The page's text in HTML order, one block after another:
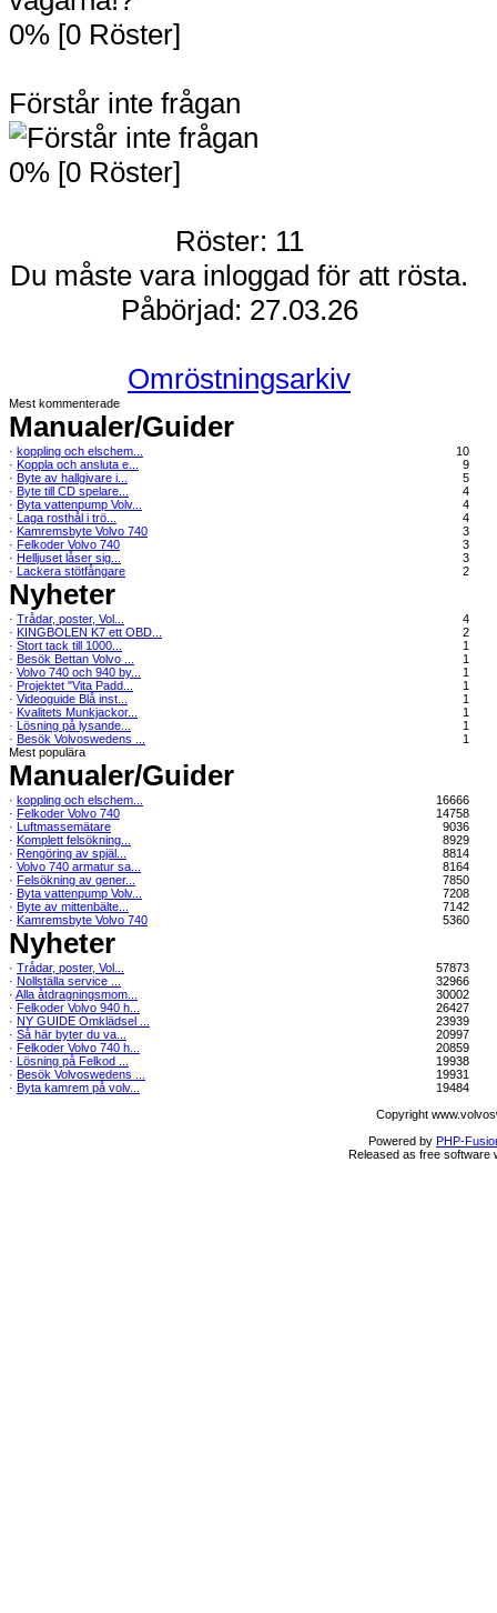
0% [0 Röster]
Förstår inte frågan
0% [0 Röster]
Röster: 11
Du måste vara inloggad för att rösta.
Påbörjad: 27.03.26
Omröstningsarkiv
Mest kommenterade
Manualer/Guider
· koppling och elschem...
10
· Koppla och ansluta e...
9
· Byte av hallgivare i...
5
· Byte till CD spelare...
4
· Byta vattenpump Volv...
4
· Laga rosthål i trö...
4
· Kamremsbyte Volvo 740
3
· Felkoder Volvo 740
3
· Helljuset låser sig...
3
· Lackera stötfångare 2
Nyheter
· Trådar, poster, Vol...
4
· KINGBOLEN K7 ett OBD...
2
· Stort tack till 1000...
1
· Besök Bettan Volvo ...
1
· Volvo 740 och 940 by...
1
· Projektet "Vita Padd...
1
· Videoguide Blå inst...
1
· Kvalitets Munkjackor...
1
· Lösning på lysande...
1
· Besök Volvoswedens ...
1
Mest populära
Manualer/Guider
· koppling och elschem...
16666
· Felkoder Volvo 740
14758
· Luftmassemätare
9036
· Komplett felsökning...
8929
· Rengöring av spjäl...
8814
· Volvo 740 armatur sa...
8164
· Felsökning av gener...
7850
· Byta vattenpump Volv...
7208
· Byte av mittenbälte...
7142
· Kamremsbyte Volvo 740 5360
Nyheter
· Trådar, poster, Vol...
57873
· Nollställa service ...
32966
· Alla åtdragningsmom...
30002
· Felkoder Volvo 940 h...
26427
· NY GUIDE Omklädsel ...
23939
· Så här byter du va...
20997
· Felkoder Volvo 740 h...
20859
· Lösning på Felkod ...
19938
· Besök Volvoswedens ...
19931
· Byta kamrem på volv... 19484
Copyright
Powered by PHP-
Released as free software